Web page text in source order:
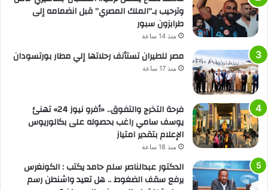
وترحيب بـ”الملك المصري” قبل انضمامه إلى
طرابزون سبور
منذ 14 ساعة
مصر للطيران تستأنف رحلاتها إلي مطار بورتسودان
منذ 17 ساعة
فرحة التخرج والتفوق.. «أفرو نيوز 24» تهنئ
يوسف سامي راغب بحصوله على بكالوريوس
الإعلام بتقدير امتياز
منذ 18 ساعة
الدكتور عبدالناصر سلم حامد يكتب : الكونغرس
يرفع سقف الضغوط .. هل تعيد واشنطن رسم